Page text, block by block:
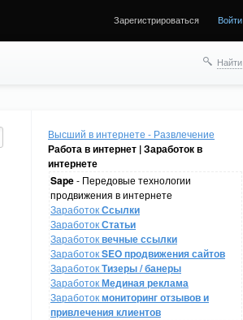
Зарегистрироваться Войти
Найти
Высший в интернете - Развлечение
Работа в интернет | Заработок в
интернете
Sape- Передовые технологии
продвижения в интернете
ЗаработокСсылки
ЗаработокСтатьи
Заработоквечные ссылки
ЗаработокSEO продвижения сайтов
ЗаработокТизеры / банеры
ЗаработокМединая реклама
Заработокмониторинг отзывов и
привлечения клиентов